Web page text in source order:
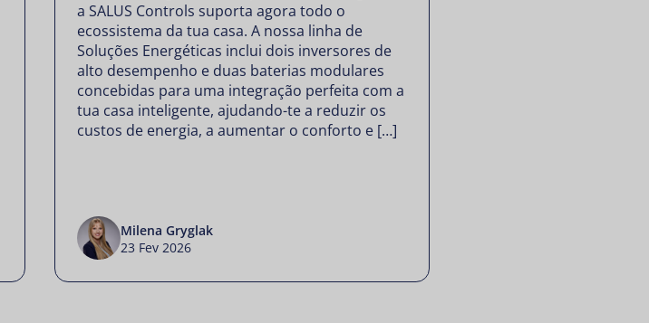
a SALUS Controls suporta agora todo o
ecossistema da tua casa. A nossa linha de
Soluções Energéticas inclui dois inversores de
alto desempenho e duas baterias modulares
concebidas para uma integração perfeita com a
tua casa inteligente, ajudando-te a reduzir os
custos de energia, a aumentar o conforto e […]
Milena Gryglak
23 Fev 2026